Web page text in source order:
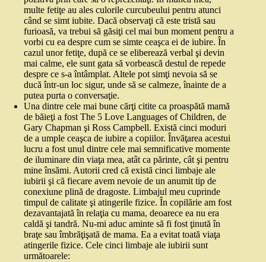
multe fetiţe au ales culorile curcubeului pentru atunci
când se simt iubite. Dacă observaţi că este tristă sau
furioasă, va trebui să găsiţi cel mai bun moment pentru a
vorbi cu ea despre cum se simte ceaşca ei de iubire. În
cazul unor fetiţe, după ce se eliberează verbal şi devin
mai calme, ele sunt gata să vorbească destul de repede
despre ce s‑a întâmplat. Altele pot simţi nevoia să se
ducă într‑un loc sigur, unde să se calmeze, înainte de a
putea purta o conversaţie.
Una dintre cele mai bune cărţi citite ca proaspătă mamă
de băieţi a fost The 5 Love Languages of Children, de
Gary Chapman şi Ross Campbell. Există cinci moduri
de a umple ceaşca de iubire a copiilor. Învăţarea acestui
lucru a fost unul dintre cele mai semnificative momente
de iluminare din viaţa mea, atât ca părinte, cât şi pentru
mine însămi. Autorii cred că există cinci limbaje ale
iubirii şi că fiecare avem nevoie de un anumit tip de
conexiune plină de dragoste. Limbajul meu cuprinde
timpul de calitate şi atingerile fizice. În copilărie am fost
dezavantajată în relaţia cu mama, deoarece ea nu era
caldă şi tandră. Nu‑mi aduc aminte să fi fost ţinută în
braţe sau îmbrăţişată de mama. Ea a evitat toată viaţa
atingerile fizice. Cele cinci limbaje ale iubirii sunt
următoarele: